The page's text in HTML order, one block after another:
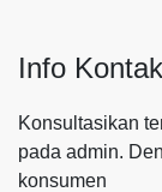
Info Kontak
Konsultasikan
pada admin.
konsumen